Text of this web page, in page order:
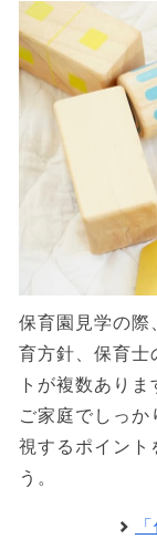
保育園見学の際
育方針、保育士
トが複数ありま
ご家庭でしっ
視するポイント
う。